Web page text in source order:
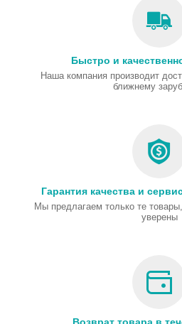
Быстро и
Наша компания производит
ближнему
Гарантия качества и
Мы предлагаем только те
уверены